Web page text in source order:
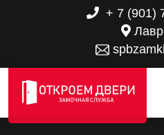
+ 7 (901)